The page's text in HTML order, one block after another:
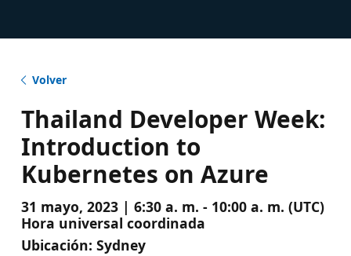
Volver
Thailand Developer Week:
Introduction to
Kubernetes on Azure
31 mayo, 2023 | 6:30 a. m. - 10:00 a. m. (UTC)
Hora universal coordinada
Ubicación: Sydney